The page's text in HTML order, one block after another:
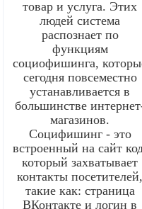
товар и услуга. Этих
людей система
распознает по
функциям
социофишинга,
сегодня повсеместно
устанавливается в
большинстве
магазинов.
Социфишинг - это
встроенный на сайт
который захватывает
контакты
такие как: страница
ВКонтакте и логин в